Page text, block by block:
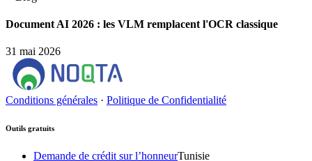
Document AI 2026 : les VLM remplacent l'OCR classique
31 mai 2026
Conditions générales · Politique de Confidentialité
Outils gratuits
Demande de crédit sur l’honneurTunisie